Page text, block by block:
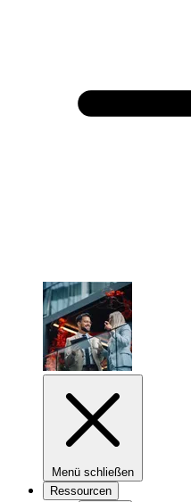
Menü schließen
Ressourcen